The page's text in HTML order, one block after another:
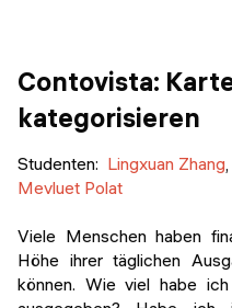
Contovista:
kategorisieren
Studenten: Lingxuan Zhang
Mevluet Polat
Viele Menschen haben
Höhe ihrer täglichen
können. Wie viel habe